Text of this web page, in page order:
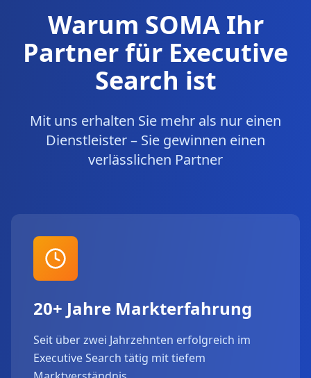
Warum SOMA Ihr
Partner für Executive
Search ist
Mit uns erhalten Sie mehr als nur einen
Dienstleister – Sie gewinnen einen
verlässlichen Partner
20+ Jahre Markterfahrung
Seit über zwei Jahrzehnten erfolgreich im
Executive Search tätig mit tiefem